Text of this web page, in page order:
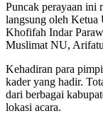
‎Puncak perayaan ini
langsung oleh
Khofifah Indar
Muslimat NU,
‎Kehadiran para
kader yang hadir.
dari berbagai
lokasi acara.